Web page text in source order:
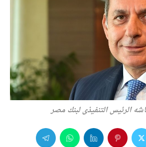
الرئيس التنفيذي لبنك مصر